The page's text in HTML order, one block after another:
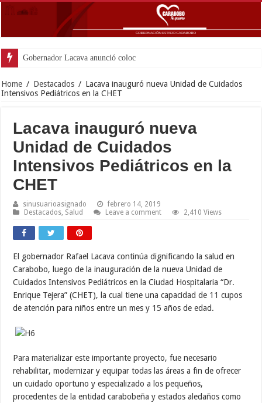
Gobernador Lacava anunció colocación de más de m
Home / Destacados / Lacava inauguró nueva Unidad de Cuidados
Intensivos Pediátricos en la CHET
Lacava inauguró nueva
Unidad de Cuidados
Intensivos Pediátricos en la
CHET
sinusuarioasignado
febrero 14, 2019
Destacados Salud Leave a comment 2,410 Views
El gobernador Rafael Lacava continúa dignificando la salud en
Carabobo, luego de la inauguración de la nueva Unidad de
Cuidados Intensivos Pediátricos en la Ciudad Hospitalaria “Dr.
Enrique Tejera” (CHET), la cual tiene una capacidad de 11 cupos
de atención para niños entre un mes y 15 años de edad.
Para materializar este importante proyecto, fue necesario
rehabilitar, modernizar y equipar todas las áreas a fin de ofrecer
un cuidado oportuno y especializado a los pequeños,
procedentes de la entidad carabobeña y estados aledaños como